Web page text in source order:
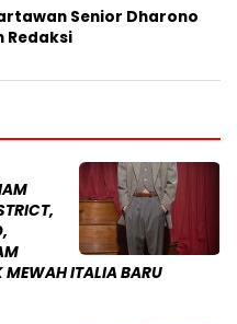
Senior Dharono
Redaksi
MEWAH ITALIA BARU